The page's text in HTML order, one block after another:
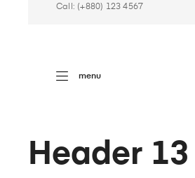
Call: (+880) 123 4567
menu
Header 13